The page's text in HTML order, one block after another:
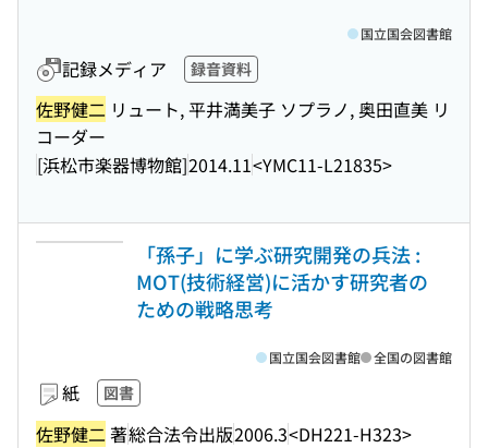
記録メディア 録音資料
佐野健二 リュート, 平井満美子 ソプラノ, 奥田直美 リ
コーダー
[浜松市楽器博物館]2014.11<YMC11-L21835>
国立国会図書館
「孫子」に学ぶ研究開発の兵法 :
MOT(技術経営)に活かす研究者の
ための戦略思考
紙 図書
佐野健二 著総合法令出版2006.3<DH221-H323>
国立国会図書館 全国の図書館